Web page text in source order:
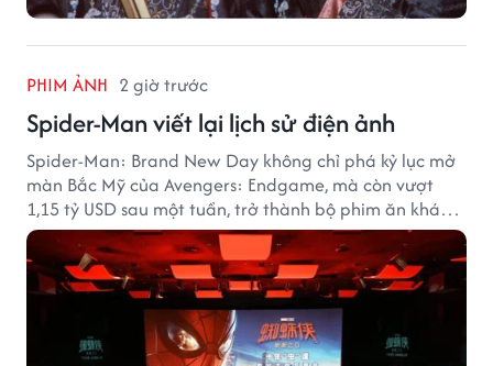
PHIM ẢNH 2 giờ trước
Spider-Man viết lại lịch sử điện ảnh
Spider-Man: Brand New Day không chỉ phá kỷ lục mở
màn Bắc Mỹ của Avengers: Endgame, mà còn vượt
1,15 tỷ USD sau một tuần, trở thành bộ phim ăn khách
nhất năm 2026.